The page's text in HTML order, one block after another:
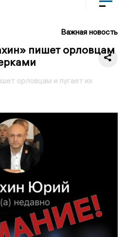
Важная новость
пишет орловцам
орловцам и пугает их